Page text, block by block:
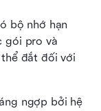
bộ nhớ hạn
gói pro và
đắt đối với
ngợp bởi hệ